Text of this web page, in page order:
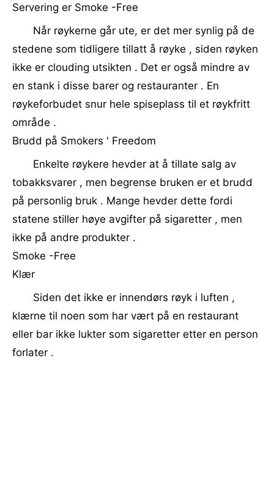
Servering er Smoke -Free
Når røykerne går ute, er det mer synlig på de
stedene som tidligere tillatt å røyke , siden røyken
ikke er clouding utsikten . Det er også mindre av
en stank i disse barer og restauranter . En
røykeforbudet snur hele spiseplass til et røykfritt
område .
Brudd på Smokers ' Freedom
Enkelte røykere hevder at å tillate salg av
tobakksvarer , men begrense bruken er et brudd
på personlig bruk . Mange hevder dette fordi
statene stiller høye avgifter på sigaretter , men
ikke på andre produkter .
Smoke -Free
Klær
Siden det ikke er innendørs røyk i luften ,
klærne til noen som har vært på en restaurant
eller bar ikke lukter som sigaretter etter en person
forlater .